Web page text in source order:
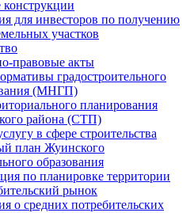
для инвесторов по получению
участков
правовые акты
градостроительного
(МНГП)
планирования
района (СТП)
в сфере строительства
план Жуинского
образования
по планировке территории
рынок
о средних потребительских